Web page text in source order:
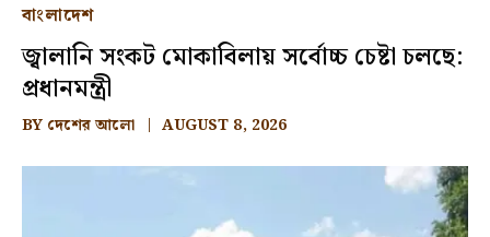
বাংলাদেশ
জ্বালানি সংকট মোকাবিলায় সর্বোচ্চ চেষ্টা চলছে:
প্রধানমন্ত্রী
BY দেশের আলো AUGUST 8, 2026